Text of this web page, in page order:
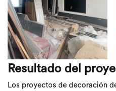
Resultado del
Los proyectos de decoración